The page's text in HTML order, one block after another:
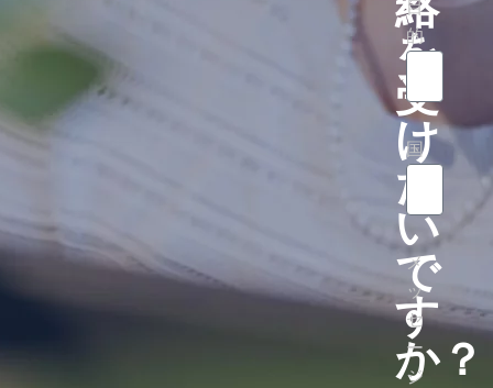
を
受
け
た
い
で
す
か？
目
的
国
メ
ッ
セ
ー
ジ